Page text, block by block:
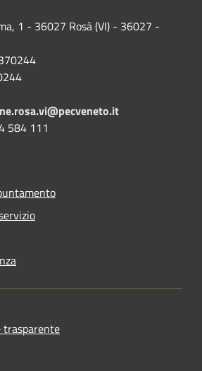
1 - 36027 Rosà (VI) - 36027 -
584 111